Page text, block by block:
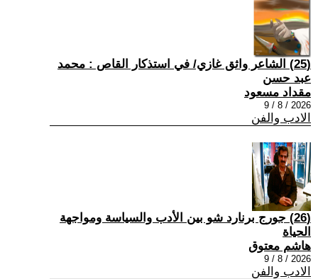
(25) الشاعر واثق غازي/ في استذكار القاص : محمد
عبد حسن
مقداد مسعود
2026 / 8 / 9
الادب والفن
(26) جورج برنارد شو بين الأدب والسياسة ومواجهة
الحياة
هاشم معتوق
2026 / 8 / 9
الادب والفن